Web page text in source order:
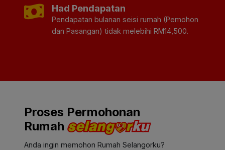
Had Pendapatan
Pendapatan bulanan seisi rumah (Pemohon
dan Pasangan) tidak melebihi RM14,500.
Proses Permohonan
Rumah
Anda ingin memohon Rumah Selangorku?